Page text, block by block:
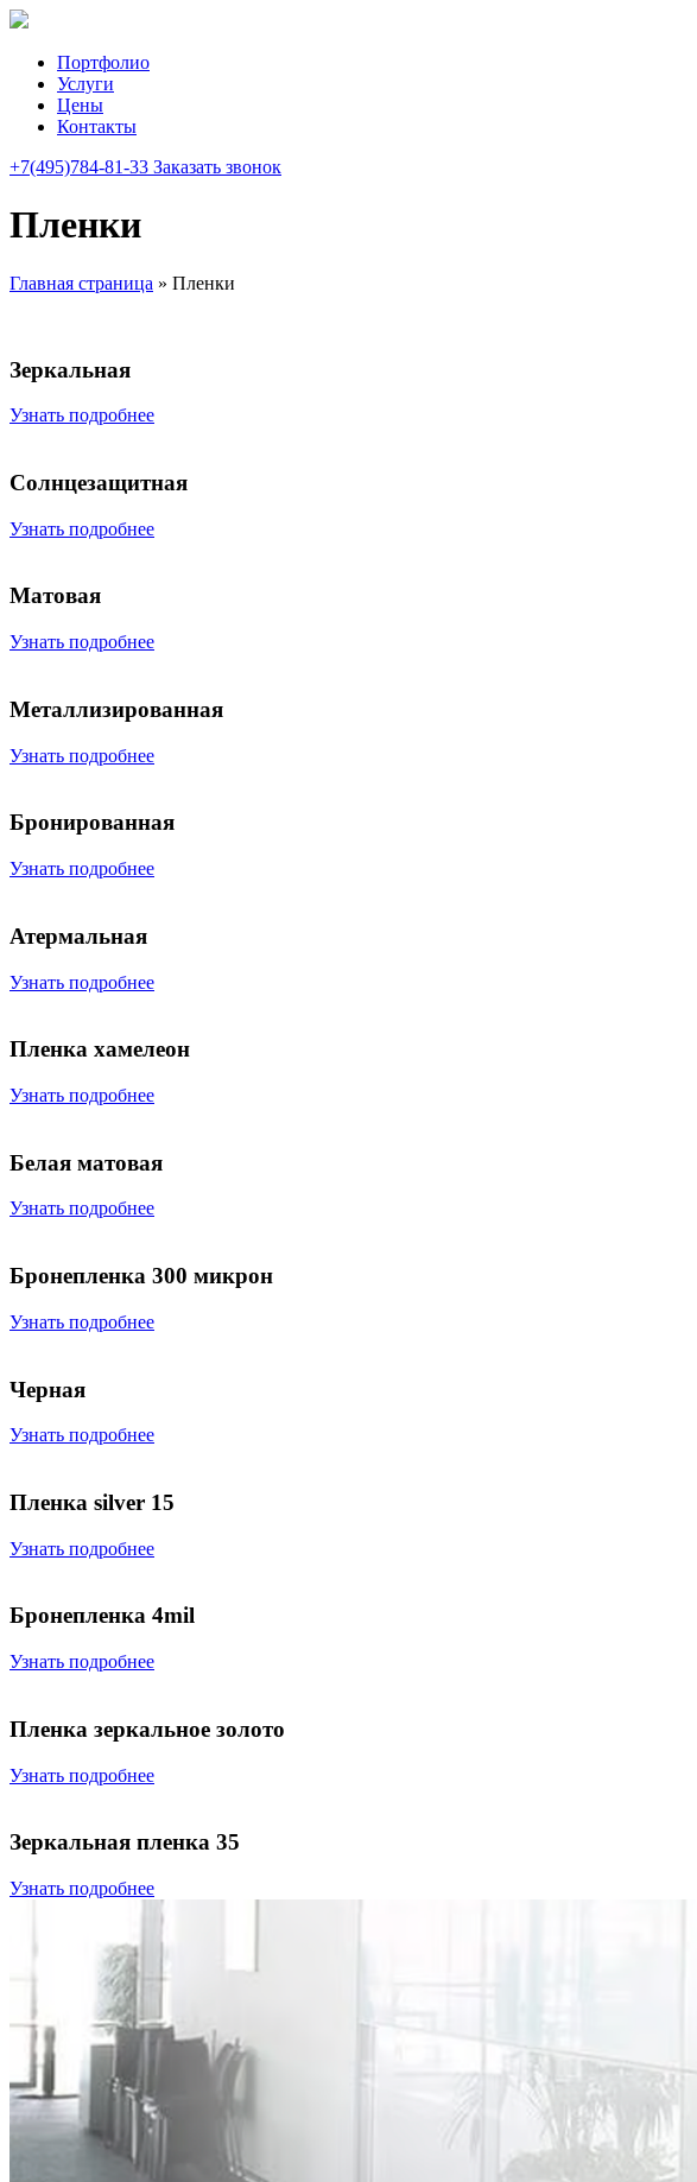
Портфолио
Услуги
Цены
Контакты
+7(495)784-81-33 Заказать звонок
Пленки
Главная страница » Пленки
Зеркальная
Узнать подробнее
Солнцезащитная
Узнать подробнее
Матовая
Узнать подробнее
Металлизированная
Узнать подробнее
Бронированная
Узнать подробнее
Атермальная
Узнать подробнее
Пленка хамелеон
Узнать подробнее
Белая матовая
Узнать подробнее
Бронепленка 300 микрон
Узнать подробнее
Черная
Узнать подробнее
Пленка silver 15
Узнать подробнее
Бронепленка 4mil
Узнать подробнее
Пленка зеркальное золото
Узнать подробнее
Зеркальная пленка 35
Узнать подробнее